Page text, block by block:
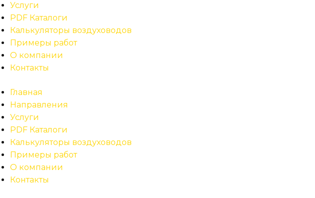
Услуги
PDF Каталоги
Калькуляторы воздуховодов
Примеры работ
О компании
Контакты
Главная
Направления
Услуги
PDF Каталоги
Калькуляторы воздуховодов
Примеры работ
О компании
Контакты